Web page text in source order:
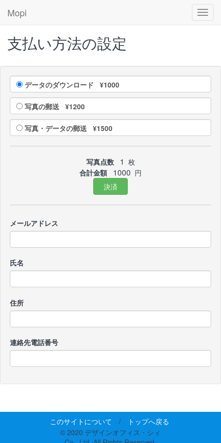
Mopi
支払い方法の設定
データのダウンロード ¥1000
写真の郵送 ¥1200
写真・データの郵送 ¥1500
写真点数 1 枚
合計金額
1000 円
決済
メールアドレス
氏名
住所
連絡先電話番号
このサイトについて /
トップへ戻る
© 2020 デザインオフィス・シィ